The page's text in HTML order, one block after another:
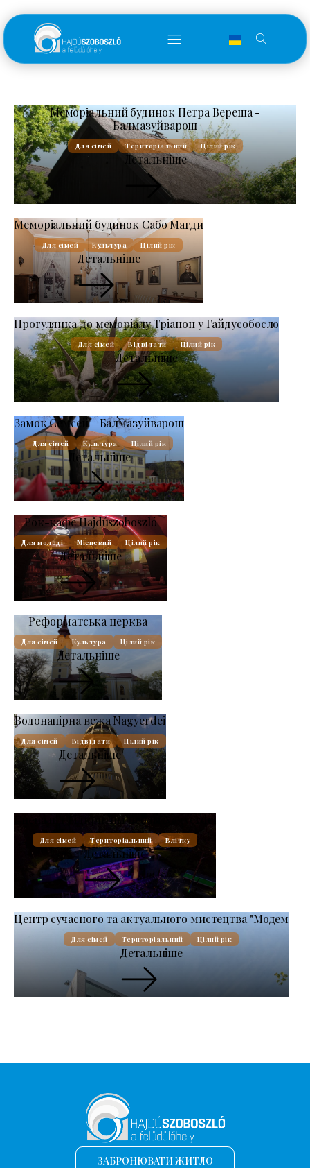
Меморіальний будинок Петра Вереша -
Балмазуйварош
Для сімей Територіальний Цілий рік
Детальніше
Меморіальний будинок Сабо Магди
Для сімей Культура Цілий рік
Детальніше
Прогулянка до меморіалу Тріанон у Гайдусобосло
Для сімей Відвідати Цілий рік
Детальніше
Замок Семсей - Балмазуйварош
Для сімей Культура Цілий рік
Детальніше
Рок-кафе Hajdúszoboszló
Для молоді Місцевий Цілий рік
Детальніше
Реформатська церква
Для сімей Культура Цілий рік
Детальніше
Водонапірна вежа Nagyerdei
Для сімей Відвідати Цілий рік
Детальніше
Сцена під відкритим небом Nagyerdei
Для сімей Територіальний Влітку
Детальніше
Центр сучасного та актуального мистецтва "Модем
Для сімей Територіальний Цілий рік
Детальніше
ЗАБРОНЮВАТИ ЖИТЛО